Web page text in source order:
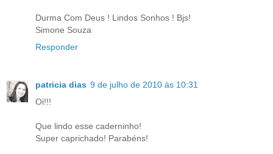
Durma Com Deus ! Lindos Sonhos ! Bjs!
Simone Souza
Responder
patricia dias 9 de julho de 2010 às 10:31
Oi!!!
Que lindo esse caderninho!
Super caprichado! Parabéns!